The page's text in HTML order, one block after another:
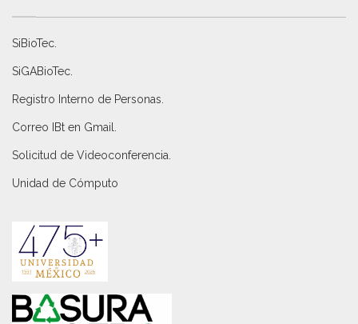
SiBioTec
SiGABioTec.
Registro Interno de Personas
Correo IBt en Gmail
Solicitud de Videoconferencia.
Unidad de Cómputo